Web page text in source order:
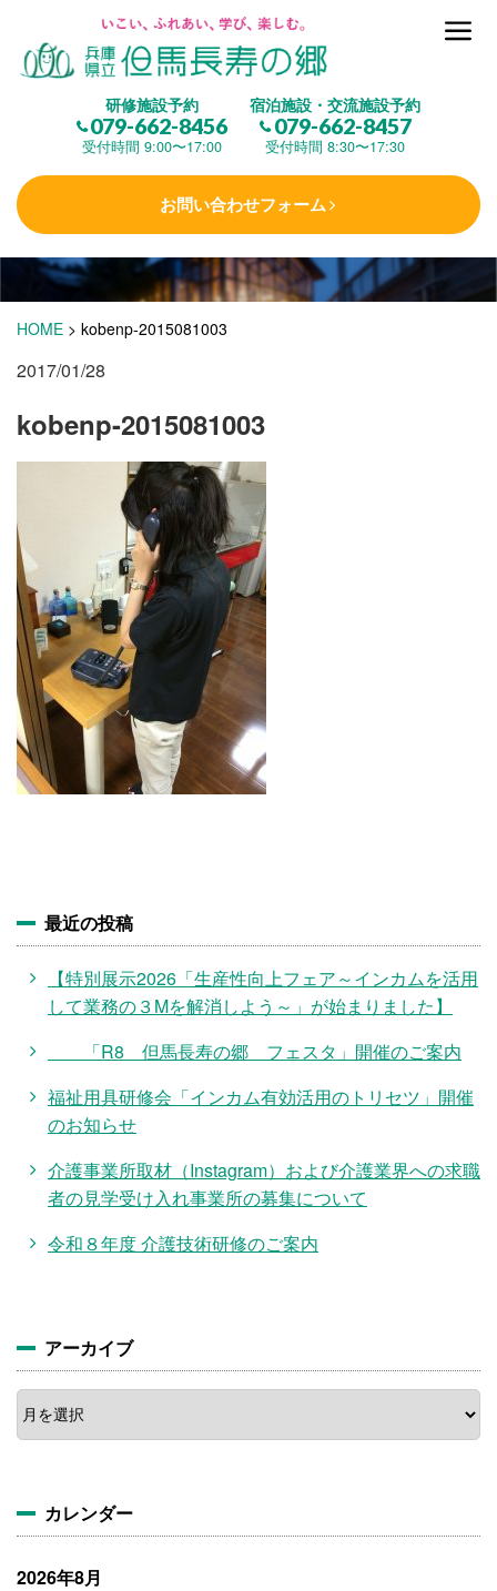
研修施設予約
079-662-8456
受付時間 9:00〜17:00
宿泊施設・交流施設予約
079-662-8457
受付時間 8:30〜17:30
お問い合わせフォーム
但馬長寿の郷とは
(研修施設)
楽しむ
学 ぶ(健康福祉)
泊まる
アクセス
HOME > kobenp-2015081003
2017/01/28
kobenp-2015081003
最近の投稿
【特別展示2026「生産性向上フェア～インカムを活用
して業務の３Mを解消しよう～」が始まりました】
「R8 但馬長寿の郷 フェスタ」開催のご案内
福祉用具研修会「インカム有効活用のトリセツ」開催
のお知らせ
介護事業所取材（Instagram）および介護業界への求職
者の見学受け入れ事業所の募集について
令和８年度 介護技術研修のご案内
アーカイブ
ア
ー
カ
カレンダー
2026年8月